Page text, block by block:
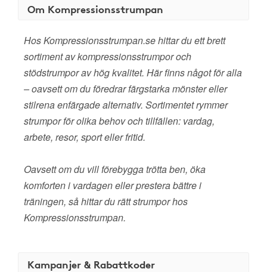
Om Kompressionsstrumpan
Hos Kompressionsstrumpan.se hittar du ett brett
sortiment av kompressionsstrumpor och
stödstrumpor av hög kvalitet. Här finns något för alla
– oavsett om du föredrar färgstarka mönster eller
stilrena enfärgade alternativ. Sortimentet rymmer
strumpor för olika behov och tillfällen: vardag,
arbete, resor, sport eller fritid.
Oavsett om du vill förebygga trötta ben, öka
komforten i vardagen eller prestera bättre i
träningen, så hittar du rätt strumpor hos
Kompressionsstrumpan.
Kampanjer & Rabattkoder